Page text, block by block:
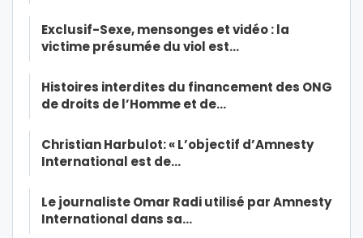
Exclusif-Sexe, mensonges et vidéo : la
victime présumée du viol est…
Histoires interdites du financement des ONG
de droits de l’Homme et de…
Christian Harbulot: « L’objectif d’Amnesty
International est de…
Le journaliste Omar Radi utilisé par Amnesty
International dans sa…